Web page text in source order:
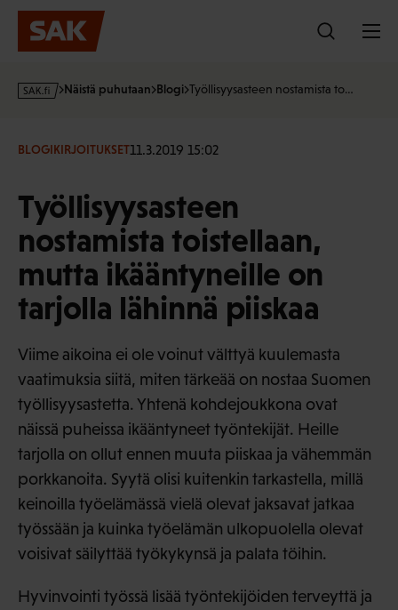
Hyppää
sisältöön
s
·
Näistä puhutaan Blogi Työllisyysasteen nostamista to…
BLOGIKIRJOITUKSET11.3.2019 15:02
Työllisyysasteen
nostamista toistellaan,
mutta ikääntyneille on
tarjolla lähinnä piiskaa
Viime aikoina ei ole voinut välttyä kuulemasta
vaatimuksia siitä, miten tärkeää on nostaa Suomen
työllisyysastetta. Yhtenä kohdejoukkona ovat
näissä puheissa ikääntyneet työntekijät. Heille
tarjolla on ollut ennen muuta piiskaa ja vähemmän
porkkanoita. Syytä olisi kuitenkin tarkastella, millä
keinoilla työelämässä vielä olevat jaksavat jatkaa
työssään ja kuinka työelämän ulkopuolella olevat
voisivat säilyttää työkykynsä ja palata töihin.
Hyvinvointi työssä lisää työntekijöiden terveyttä ja